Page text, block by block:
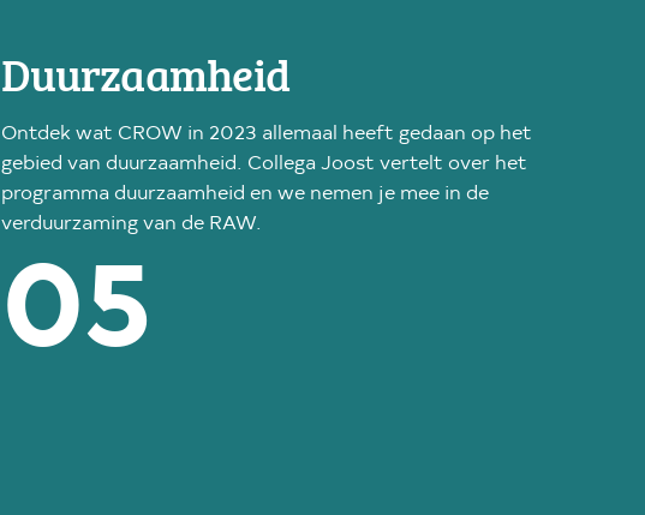
Duurzaamheid
Ontdek wat CROW in 2023 allemaal heeft gedaan op het
gebied van duurzaamheid. Collega Joost vertelt over het
programma duurzaamheid en we nemen je mee in de
verduurzaming van de RAW.
05